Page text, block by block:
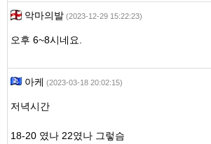
악마의발 (2023-12-29 15:22:23)
오후 6~8시네요.
아케 (2023-03-18 20:02:15)
저녁시간
18-20 였나 22였나 그렇슴